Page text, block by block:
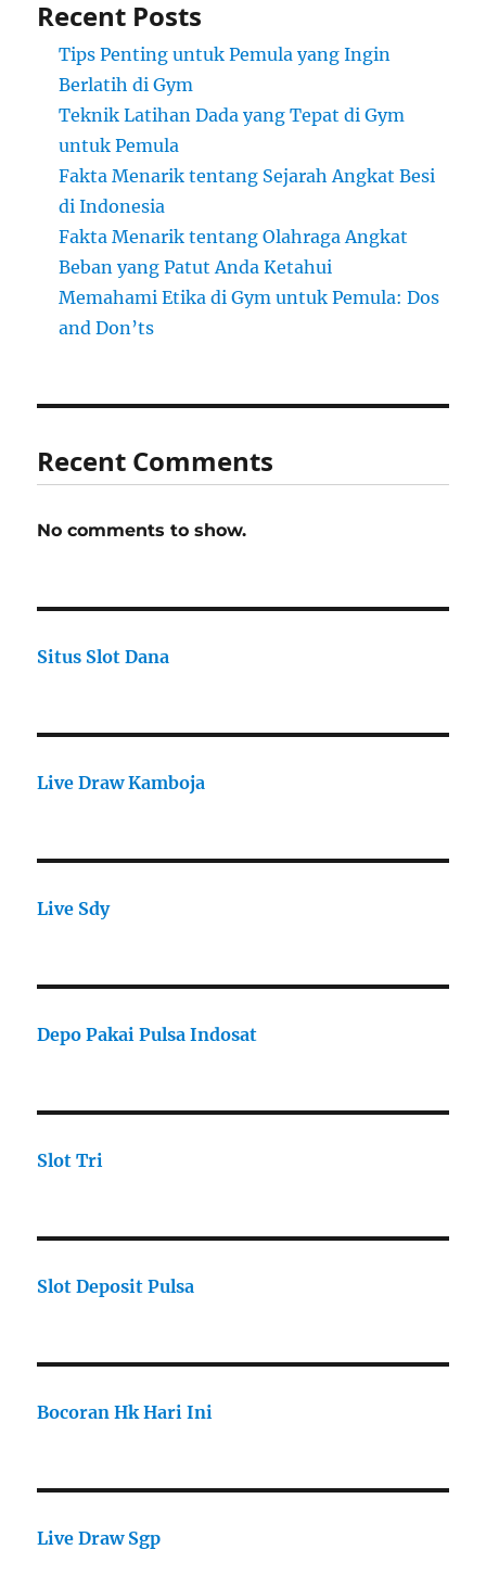
Recent Posts
Tips Penting untuk Pemula yang Ingin
Berlatih di Gym
Teknik Latihan Dada yang Tepat di Gym
untuk Pemula
Fakta Menarik tentang Sejarah Angkat Besi
di Indonesia
Fakta Menarik tentang Olahraga Angkat
Beban yang Patut Anda Ketahui
Memahami Etika di Gym untuk Pemula: Dos
and Don’ts
Recent Comments
No comments to show.
Situs Slot Dana
Live Draw Kamboja
Live Sdy
Depo Pakai Pulsa Indosat
Slot Tri
Slot Deposit Pulsa
Bocoran Hk Hari Ini
Live Draw Sgp